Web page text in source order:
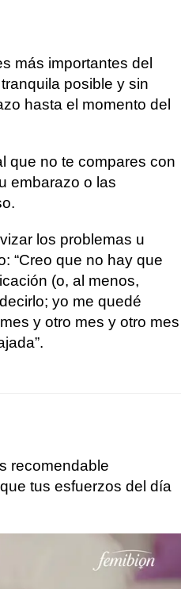
más importantes del
posible y sin
hasta el momento del
que no te compares con
embarazo o las
los problemas u
“Creo que no hay que
(o, al menos,
yo me quedé
y otro mes y otro mes
recomendable
tus esfuerzos del día